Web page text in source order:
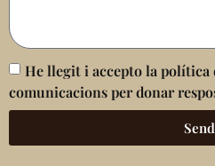
He llegit i accepto la política
comunicacions per donar
Send